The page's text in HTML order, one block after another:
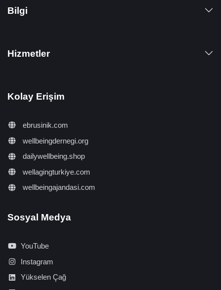
Bilgi
Hizmetler
Kolay Erişim
ebrusinik.com
wellbeingdernegi.org
dailywellbeing.shop
wellagingturkiye.com
wellbeingajandasi.com
Sosyal Medya
YouTube
Instagram
Yükselen Çağ